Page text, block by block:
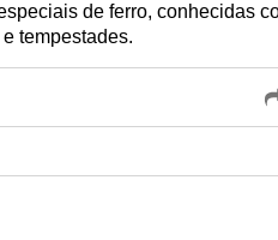
de ferro, conhecidas
tempestades.